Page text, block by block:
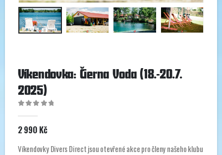
Víkendovka: Čierna Voda (18.-20.7.
2025)
2 990 Kč
Víkendovky Divers Direct jsou otevřené akce pro členy našeho klubu